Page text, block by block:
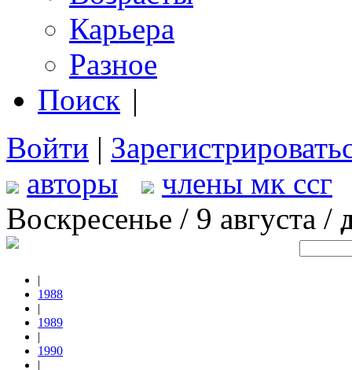
Карьера
Разное
Поиск |
Войти |
авторы
члены мк ссг
Воскресенье / 9 августа /
|
1988
|
1989
|
1990
|